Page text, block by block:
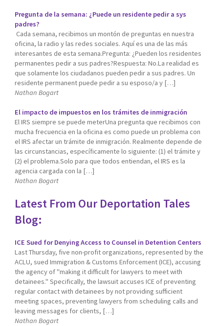
Pregunta de la semana: ¿Puede un residente pedir a sys
padres?
Cada semana, recibimos un montón de preguntas en nuestra
oficina, la radio y las redes sociales. Aquí es una de las más
interesantes de esta semana.Pregunta: ¿Pueden los residentes
permanentes pedir a sus padres?Respuesta: No.La realidad es
que solamente los ciudadanos pueden pedir a sus padres. Un
residente permanent puede pedir a su esposo/a y […]
Nathan Bogart
El impacto de impuestos en los trámites de inmigración
El IRS siempre se puede meterUna pregunta que recibimos con
mucha frecuencia en la oficina es como puede un problema con
el IRS afectar un trámite de inmigración. Realmente depende de
las circunstancias, específicamente lo siguiente: (1) el trámite y
(2) el problema.Solo para que todos entiendan, el IRS es la
agencia cargada con la […]
Nathan Bogart
Latest From Our Deportation Tales
Blog:
ICE Sued for Denying Access to Counsel in Detention Centers
Last Thursday, five non-profit organizations, represented by the
ACLU, sued Immigration & Customs Enforcement (ICE), accusing
the agency of "making it difficult for lawyers to meet with
detainees." Specifically, the lawsuit accuses ICE of preventing
regular contact with detainees by not providing sufficient
meeting spaces, preventing lawyers from scheduling calls and
leaving messages for clients, […]
Nathan Bogart